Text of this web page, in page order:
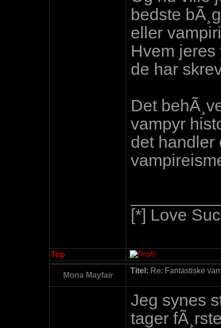
bedste
eller
Hvem
de har
Det
vampyr
det handler
[*] Love
Top
Mona Mayfair
Titel: Re: Fantastiske
Jeg synes
tager